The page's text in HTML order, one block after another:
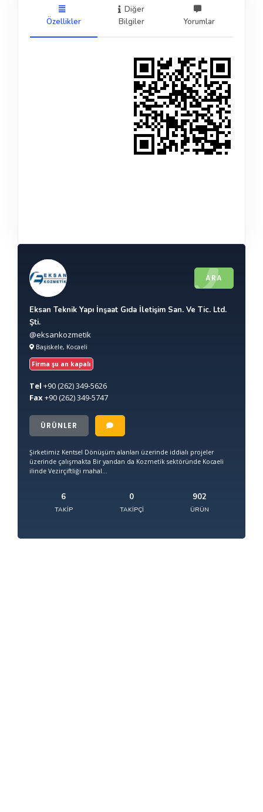
Özellikler
Diğer
Bilgiler
Yorumlar
ARA
Eksan Teknik Yapı İnşaat Gıda İletişim San. Ve Tic. Ltd.
Şti.
@eksankozmetik
Başiskele, Kocaeli
Firma şu an kapalı
Tel +90(262) 349-5626
Fax+90(262) 349-5747
ÜRÜNLER
Şirketimiz Kentsel Dönüşüm alanları üzerinde iddialı projeler
üzerinde çalışmakta Bir yandan da Kozmetik sektöründe Kocaeli
ilinde Vezirçiftliği mahal...
6
TAKIP
0
TAKIPÇI
902
ÜRÜN